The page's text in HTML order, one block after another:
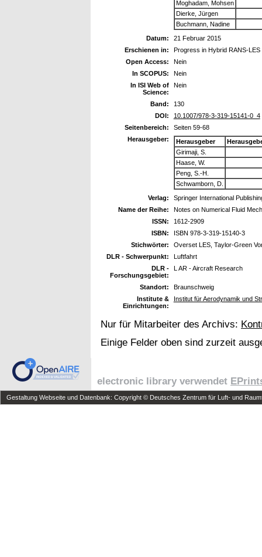
Moghadam, Mohsen
Dierke, Jürgen
Buchmann, Nadine
Datum:
21 Februar 2015
Erschienen in:
Progress in Hybrid RANS-LES
Open Access:
Nein
In SCOPUS:
Nein
In ISI Web of
Science:
Nein
Band:
130
DOI:
10.1007/978-3-319-15141-0_4
Seitenbereich:
Seiten 59-68
Herausgeber:
Herausgeber
Girimaji, S.
Haase, W.
Peng, S.-H.
Schwamborn, D.
Verlag:
Springer International
Name der Reihe:
Notes on Numerical Fluid
ISSN:
1612-2909
ISBN:
ISBN 978-3-319-15140-3
Stichwörter:
Overset LES, Taylor-Green
DLR - Schwerpunkt:
Luftfahrt
DLR -
Forschungsgebiet:
L AR - Aircraft Research
Standort:
Braunschweig
Institute &
Einrichtungen:
Institut für Aerodynamik und
Nur für Mitarbeiter des Archivs:
Einige Felder oben sind zurzeit
electronic library verwendet
Gestaltung Webseite und Datenbank: Copyright © Deutsches Zentrum für Luft- und